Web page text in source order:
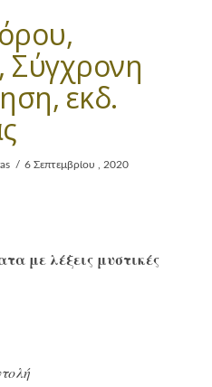
εκδ.
6 Σεπτεμβρίου , 2020
με λέξεις μυστικές